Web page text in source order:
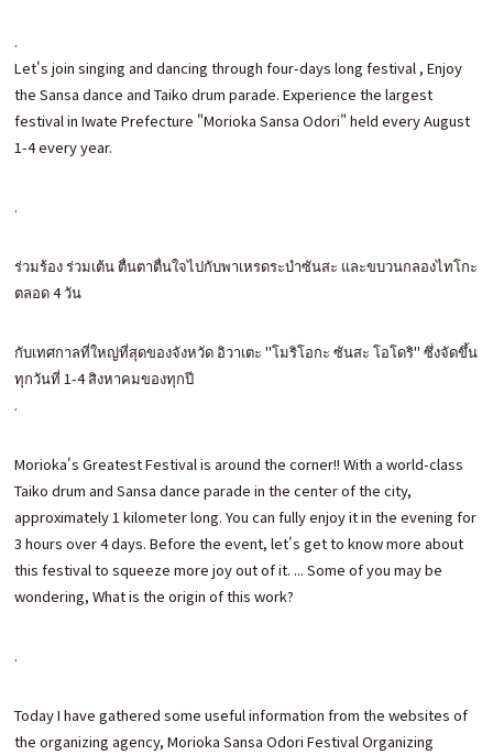
.
Let's join singing and dancing through four-days long festival , Enjoy
the Sansa dance and Taiko drum parade. Experience the largest
festival in Iwate Prefecture "Morioka Sansa Odori" held every August
1-4 every year.
.
ร่วมร้อง ร่วมเต้น ตื่นตาตื่นใจไปกับพาเหรดระบำซันสะ และขบวนกลองไทโกะ
ตลอด 4 วัน
กับเทศกาลที่ใหญ่ที่สุดของจังหวัด อิวาเตะ "โมริโอกะ ซันสะ โอโดริ" ซึ่งจัดขึ้น
ทุกวันที่ 1-4 สิงหาคมของทุกปี
.
Morioka's Greatest Festival is around the corner!! With a world-class
Taiko drum and Sansa dance parade in the center of the city,
approximately 1 kilometer long. You can fully enjoy it in the evening for
3 hours over 4 days. Before the event, let's get to know more about
this festival to squeeze more joy out of it. ... Some of you may be
wondering, What is the origin of this work?
.
Today I have gathered some useful information from the websites of
the organizing agency, Morioka Sansa Odori Festival Organizing